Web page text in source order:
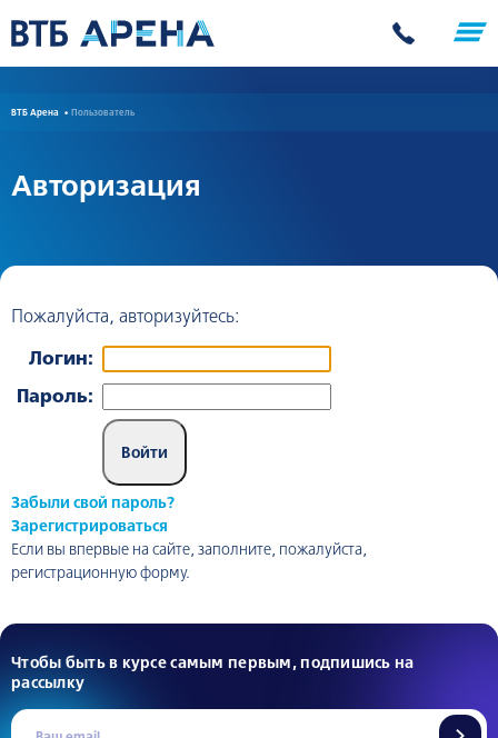
ВТБ Арена Пользователь
Авторизация
Пожалуйста, авторизуйтесь:
Логин:
Пароль:
Забыли свой пароль?
Зарегистрироваться
Если вы впервые на сайте, заполните, пожалуйста,
регистрационную форму.
Чтобы быть в курсе самым первым, подпишись на
рассылку